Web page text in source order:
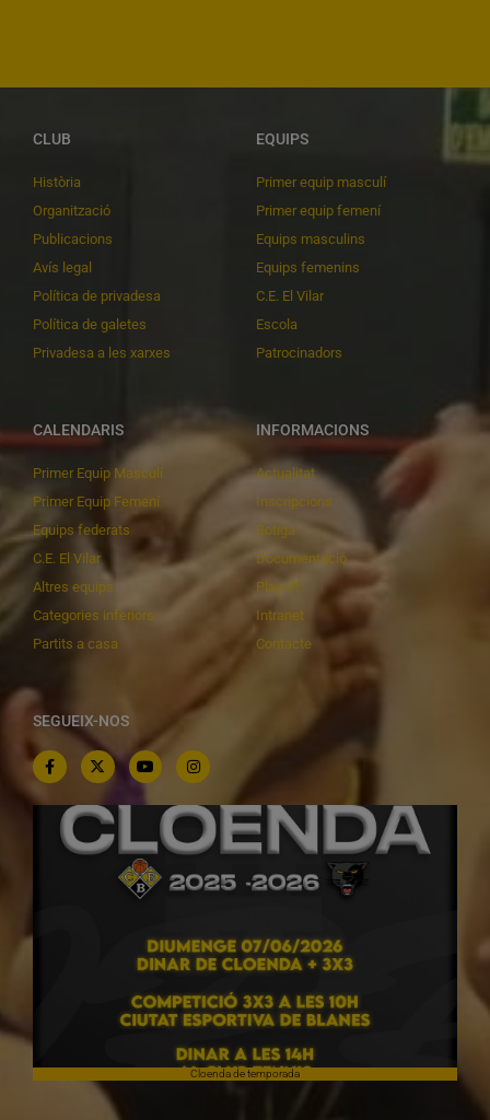
CLUB
Història
Organització
Publicacions
Avís legal
Política de privadesa
Política de galetes
Privadesa a les xarxes
EQUIPS
Primer equip masculí
Primer equip femení
Equips masculins
Equips femenins
C.E. El Vilar
Escola
Patrocinadors
CALENDARIS
Primer Equip Masculí
Primer Equip Femení
Equips federats
C.E. El Vilar
Altres equips
Categories inferiors
Partits a casa
INFORMACIONS
Actualitat
Inscripcions
Botiga
Documentació
Playoff
Intranet
Contacte
SEGUEIX-NOS
Cloenda de temporada